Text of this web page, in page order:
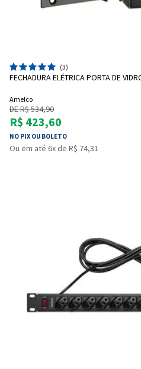
(3)
FECHADURA ELÉTRICA PORTA DE
Amelco
DE R$ 534,90
R$ 423,60
NO PIX OU BOLETO
Ou em até 6x de R$ 74,31